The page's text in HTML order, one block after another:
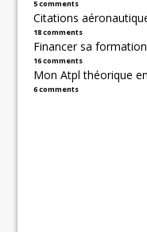
5 comments
Citations
18 comments
Financer sa
16 comments
Mon Atpl théorique
6 comments